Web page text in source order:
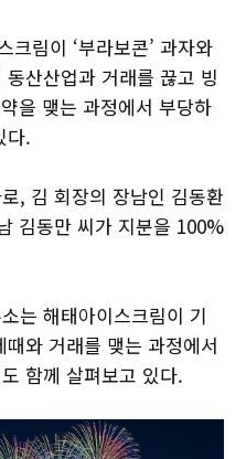
크림이 ‘부라보콘’ 과자와
산산업과 거래를 끊고 빙
을 맺는 과정에서 부당하
다.
, 김 회장의 장남인 김동환
김동만 씨가 지분을 100%
는 해태아이스크림이 기
와 거래를 맺는 과정에서
함께 살펴보고 있다.